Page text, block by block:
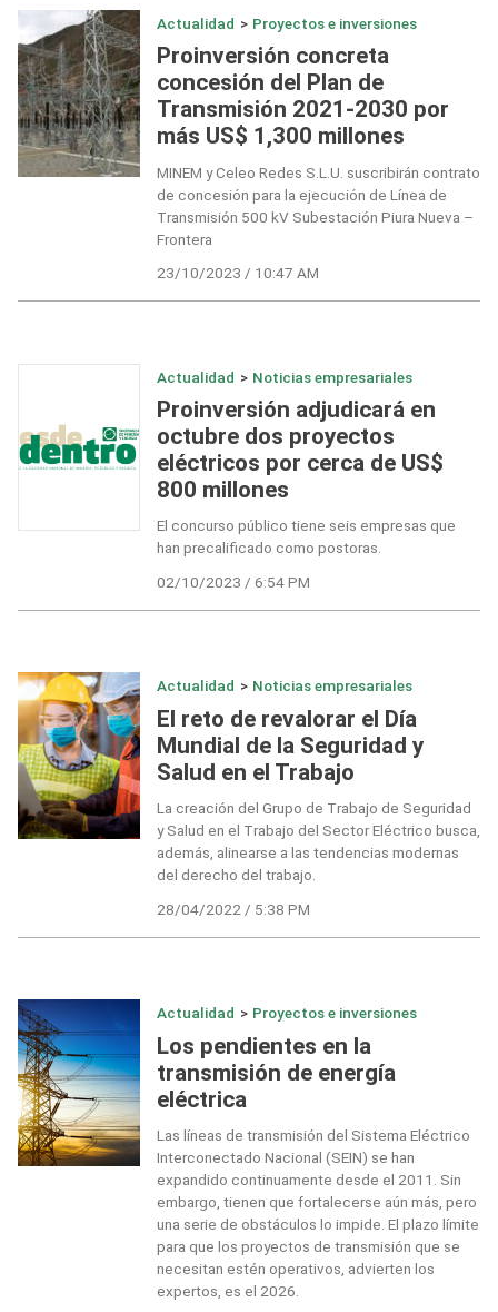
Actualidad > Proyectos e inversiones
Proinversión concreta
concesión del Plan de
Transmisión 2021-2030 por
más US$ 1,300 millones
MINEM y Celeo Redes S.L.U. suscribirán contrato
de concesión para la ejecución de Línea de
Transmisión 500 kV Subestación Piura Nueva –
Frontera
23/10/2023 / 10:47 AM
Actualidad > Noticias empresariales
Proinversión adjudicará en
octubre dos proyectos
eléctricos por cerca de US$
800 millones
El concurso público tiene seis empresas que
han precalificado como postoras.
02/10/2023 / 6:54 PM
Actualidad > Noticias empresariales
El reto de revalorar el Día
Mundial de la Seguridad y
Salud en el Trabajo
La creación del Grupo de Trabajo de Seguridad
y Salud en el Trabajo del Sector Eléctrico busca,
además, alinearse a las tendencias modernas
del derecho del trabajo.
28/04/2022 / 5:38 PM
Actualidad > Proyectos e inversiones
Los pendientes en la
transmisión de energía
eléctrica
Las líneas de transmisión del Sistema Eléctrico
Interconectado Nacional (SEIN) se han
expandido continuamente desde el 2011. Sin
embargo, tienen que fortalecerse aún más, pero
una serie de obstáculos lo impide. El plazo límite
para que los proyectos de transmisión que se
necesitan estén operativos, advierten los
expertos, es el 2026.